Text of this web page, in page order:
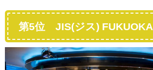
第5位 JIS(ジス) FUKUOKA